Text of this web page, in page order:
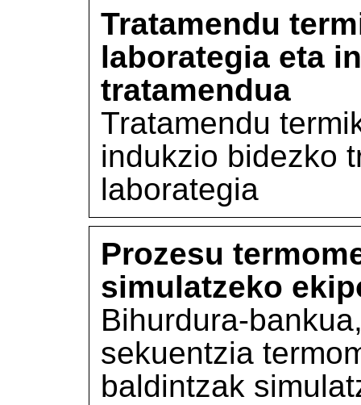
Tratamendu
laborategia eta
tratamendua
Tratamendu
indukzio bidezko
laborategia
Prozesu
simulatzeko
Bihurdura-
sekuentzia
baldintzak